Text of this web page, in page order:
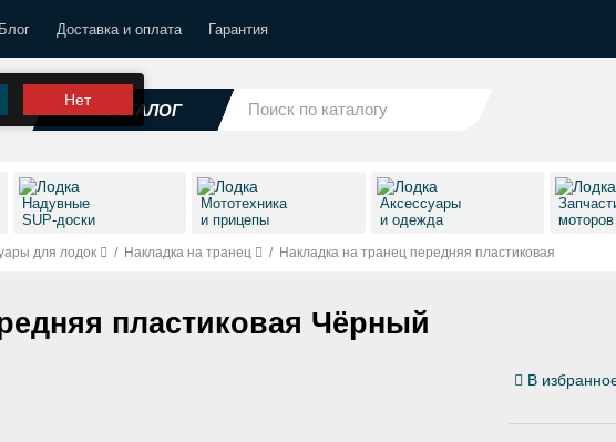
Блог Доставка и оплата Гарантия
КАТАЛОГ
Нет
Надувные
SUP-доски
Мототехника
и прицепы
Аксессуары
и одежда
для лодок / Накладка на транец / Накладка на транец передняя пластиковая
пластиковая Чёрный
В